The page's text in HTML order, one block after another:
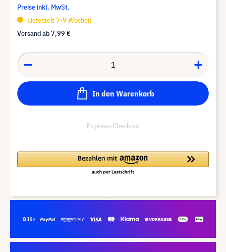
Preise inkl. MwSt.
Lieferzeit 7-9 Wochen
Versand ab7,99 €
In den Warenkorb
Express-Checkout